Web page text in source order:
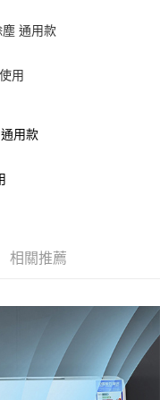
業銀行
際商業銀行
際商業銀行
託商業銀行
通用款
用
用款
相關推薦